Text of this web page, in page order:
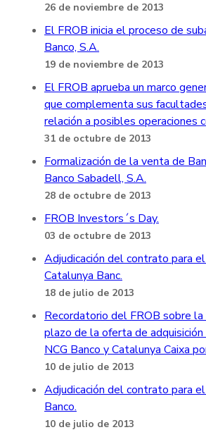
26 de noviembre de 2013
El FROB inicia el proceso de
Banco, S.A.
19 de noviembre de 2013
El FROB aprueba un marco
que complementa sus
relación a posibles operaciones
31 de octubre de 2013
Formalización de la venta de
Banco Sabadell, S.A.
28 de octubre de 2013
FROB Investors´s Day.
03 de octubre de 2013
Adjudicación del contrato para
Catalunya Banc.
18 de julio de 2013
Recordatorio del FROB sobre
plazo de la oferta de adquisición
NCG Banco y Catalunya Caixa
10 de julio de 2013
Adjudicación del contrato para
Banco.
10 de julio de 2013